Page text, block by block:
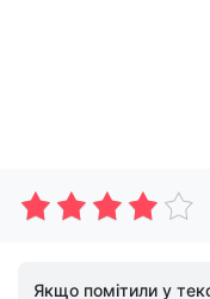
Якщо помітили у